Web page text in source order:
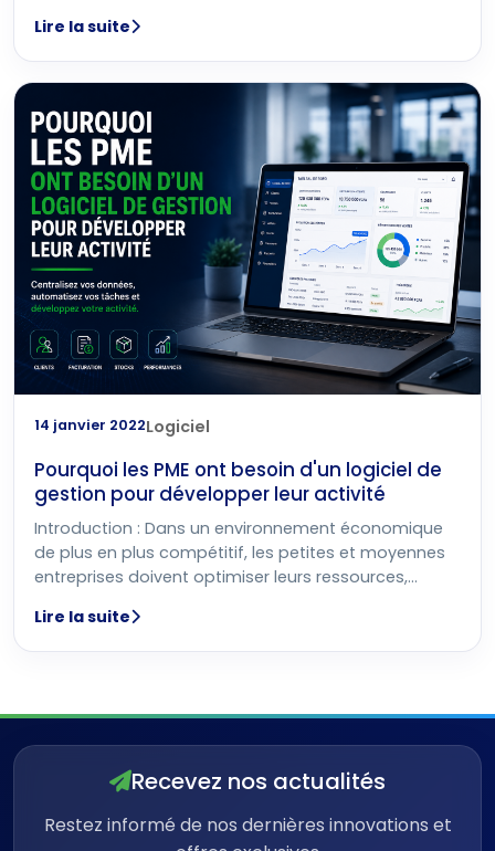
Lire la suite
14 janvier 2022Logiciel
Pourquoi les PME ont besoin d'un logiciel de
gestion pour développer leur activité
Introduction : Dans un environnement économique
de plus en plus compétitif, les petites et moyennes
entreprises doivent optimiser leurs ressources,
Lire la suite
Recevez nos actualités
Restez informé de nos dernières innovations et